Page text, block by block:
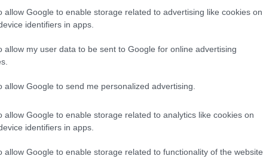
allow Google to enable storage related to advertising like cookies on
identifiers in apps.
allow my user data to be sent to Google for online advertising
allow Google to send me personalized advertising.
allow Google to enable storage related to analytics like cookies on
identifiers in apps.
allow Google to enable storage related to functionality of the website
működését!